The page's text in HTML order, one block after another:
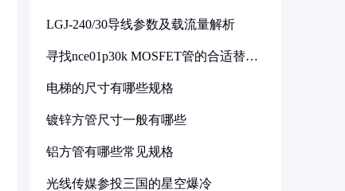
LGJ-240/30导线参数及载流量解析
寻找nce01p30k MOSFET管的合适替代
电梯的尺寸有哪些规格
镀锌方管尺寸一般有哪些
铝方管有哪些常见规格
光线传媒参投三国的星空爆冷